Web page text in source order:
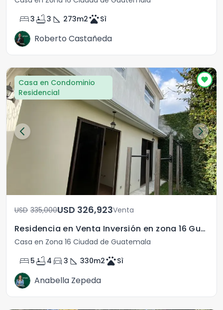
bed3 bathtub3 square_foot 273m2petsSì
Roberto Castañeda
Casa en Condominio
Residencial
USD	335,000 USD	326,923Venta
Residencia en Venta Inversión en zona 16 Guatemala
Casa en Zona 16 Ciudad de Guatemala
bed 5 bathtub 4 directions_car 3 square_foot 330m2petsSì
Anabella Zepeda